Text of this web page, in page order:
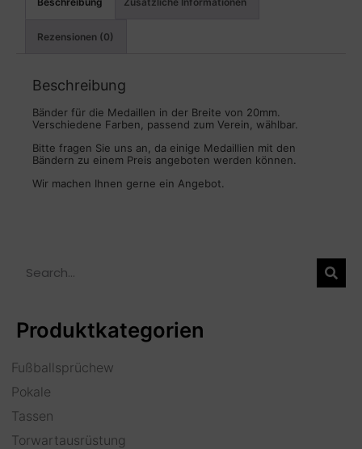
Beschreibung Zusätzliche Informationen
Rezensionen (0)
Beschreibung
Bänder für die Medaillen in der Breite von 20mm.
Verschiedene Farben, passend zum Verein, wählbar.
Bitte fragen Sie uns an, da einige Medaillien mit den
Bändern zu einem Preis angeboten werden können.
Wir machen Ihnen gerne ein Angebot.
Produktkategorien
Fußballsprüchew
Pokale
Tassen
Torwartausrüstung